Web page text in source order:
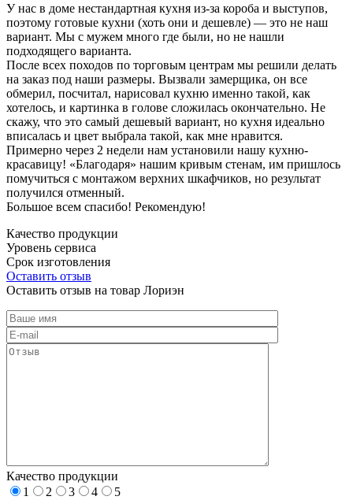
У нас в доме нестандартная кухня из-за короба и выступов,
поэтому готовые кухни (хоть они и дешевле) — это не наш
вариант. Мы с мужем много где были, но не нашли
подходящего варианта.
После всех походов по торговым центрам мы решили делать
на заказ под наши размеры. Вызвали замерщика, он все
обмерил, посчитал, нарисовал кухню именно такой, как
хотелось, и картинка в голове сложилась окончательно. Не
скажу, что это самый дешевый вариант, но кухня идеально
вписалась и цвет выбрала такой, как мне нравится.
Примерно через 2 недели нам установили нашу кухню-
красавицу! «Благодаря» нашим кривым стенам, им пришлось
помучиться с монтажом верхних шкафчиков, но результат
получился отменный.
Большое всем спасибо! Рекомендую!
Качество продукции
Уровень сервиса
Срок изготовления
Оставить отзыв
Оставить отзыв на товар Лориэн
Качество продукции
1
2 3 4
5